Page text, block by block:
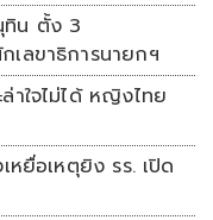
ทิน ตั้ง 3
เลขาธิการนายกฯ
าใจไม่ได้ หญิงไทย
หยื่อเหตุยิง รร. เปิด